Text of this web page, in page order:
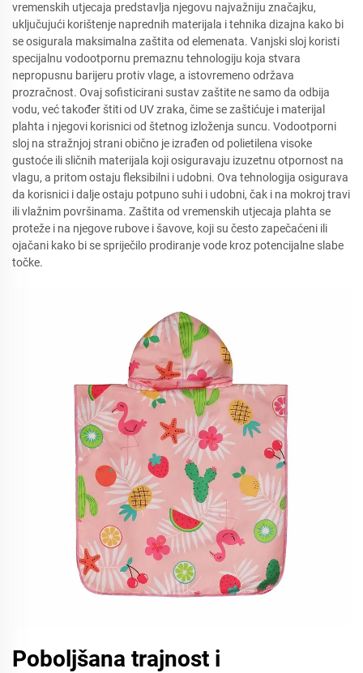
vremenskih utjecaja predstavlja njegovu najvažniju značajku,
uključujući korištenje naprednih materijala i tehnika dizajna kako bi
se osigurala maksimalna zaštita od elemenata. Vanjski sloj koristi
specijalnu vodootpornu premaznu tehnologiju koja stvara
nepropusnu barijeru protiv vlage, a istovremeno održava
prozračnost. Ovaj sofisticirani sustav zaštite ne samo da odbija
vodu, već također štiti od UV zraka, čime se zaštićuje i materijal
plahta i njegovi korisnici od štetnog izloženja suncu. Vodootporni
sloj na stražnjoj strani obično je izrađen od polietilena visoke
gustoće ili sličnih materijala koji osiguravaju izuzetnu otpornost na
vlagu, a pritom ostaju fleksibilni i udobni. Ova tehnologija osigurava
da korisnici i dalje ostaju potpuno suhi i udobni, čak i na mokroj travi
ili vlažnim površinama. Zaštita od vremenskih utjecaja plahta se
proteže i na njegove rubove i šavove, koji su često zapečaćeni ili
ojačani kako bi se spriječilo prodiranje vode kroz potencijalne slabe
točke.
Poboljšana trajnost i